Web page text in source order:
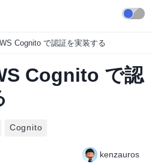
Cognito で認証を実装する
Cognito で認
Cognito
kenzauros